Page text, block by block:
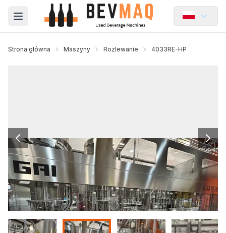
Open main menu
Strona główna Maszyny Rozlewanie 4033RE-HP